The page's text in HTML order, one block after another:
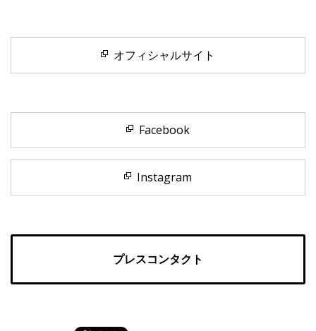
オフィシャルサイト
Facebook
Instagram
プレスコンタクト